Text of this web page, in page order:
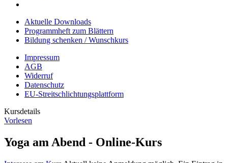
Aktuelle Downloads
Programmheft zum Blättern
Bildung schenken / Wunschkurs
Impressum
AGB
Widerruf
Datenschutz
EU-Streitschlichtungsplattform
Kursdetails
Vorlesen
Yoga am Abend - Online-Kurs